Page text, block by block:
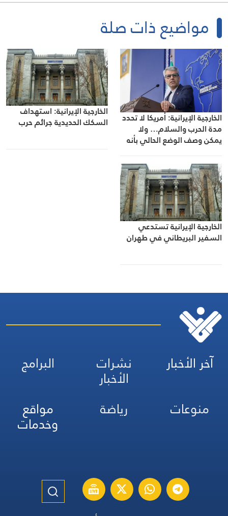
مواضيع ذات صلة
الخارجية الإيرانية: أمريكا لا تحدد
مدة الحرب والسلام… ولا
يمكن وصف الوضع الحالي بأنه
الخارجية الإيرانية: استهداف
السكك الحديدية جرائم حرب
الخارجية الإيرانية تستدعي
السفير البريطاني في طهران
آخر الأخبار نشرات
الأخبار
البرامج
منوعات
رياضة مواقع
وخدمات